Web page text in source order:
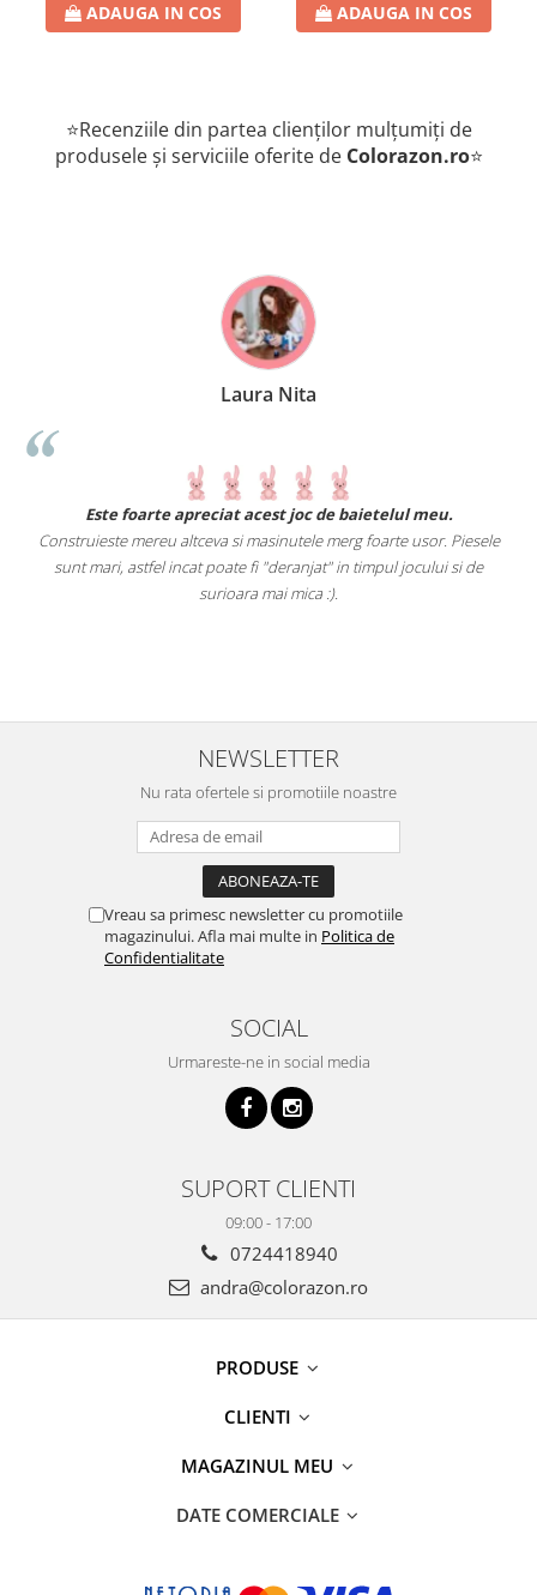
ADAUGA IN COS ADAUGA IN COS
⭐Recenziile din partea clienților mulțumiți de
produsele și serviciile oferite de Colorazon.ro⭐
Laura Nita
Este foarte apreciat acest joc de baietelul meu.
Construieste mereu altceva si masinutele merg foarte usor. Piesele
sunt mari, astfel incat poate fi "deranjat" in timpul jocului si de
surioara mai mica :).
NEWSLETTER
Nu rata ofertele si promotiile noastre
Vreau sa primesc newsletter cu promotiile
magazinului. Afla mai multe in Politica de
Confidentialitate
SOCIAL
Urmareste-ne in social media
SUPORT CLIENTI
09:00 - 17:00
0724418940
andra@colorazon.ro
PRODUSE
CLIENTI
MAGAZINUL MEU
DATE COMERCIALE